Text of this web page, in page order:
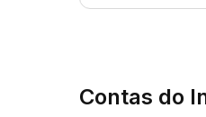
Contas do